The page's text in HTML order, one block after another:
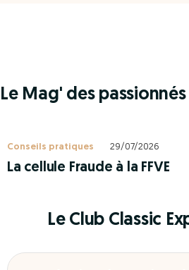
Le Mag' des passionnés
Conseils pratiques 29/07/2026
La cellule Fraude à la FFVE
Le Club Classic